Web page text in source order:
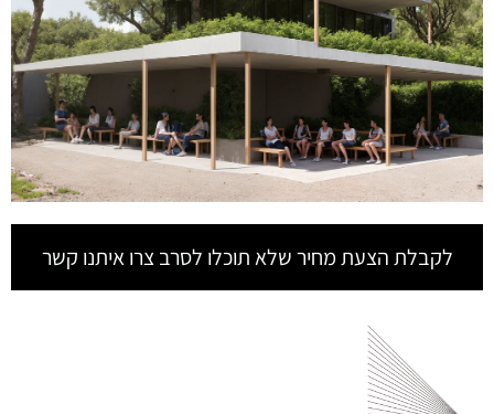
לקבלת הצעת מחיר שלא תוכלו לסרב צרו איתנו קשר